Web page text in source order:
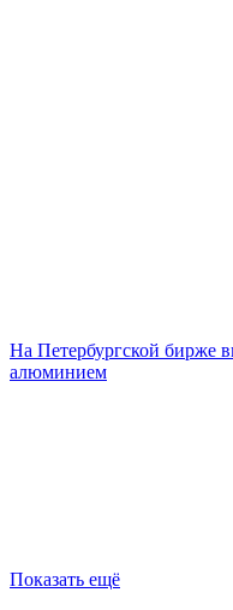
На Петербургской бирже
алюминием
Показать ещё